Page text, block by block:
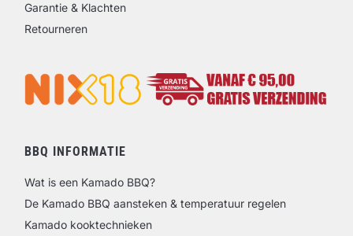
Garantie & Klachten
Retourneren
BBQ INFORMATIE
Wat is een Kamado BBQ?
De Kamado BBQ aansteken & temperatuur regelen
Kamado kooktechnieken